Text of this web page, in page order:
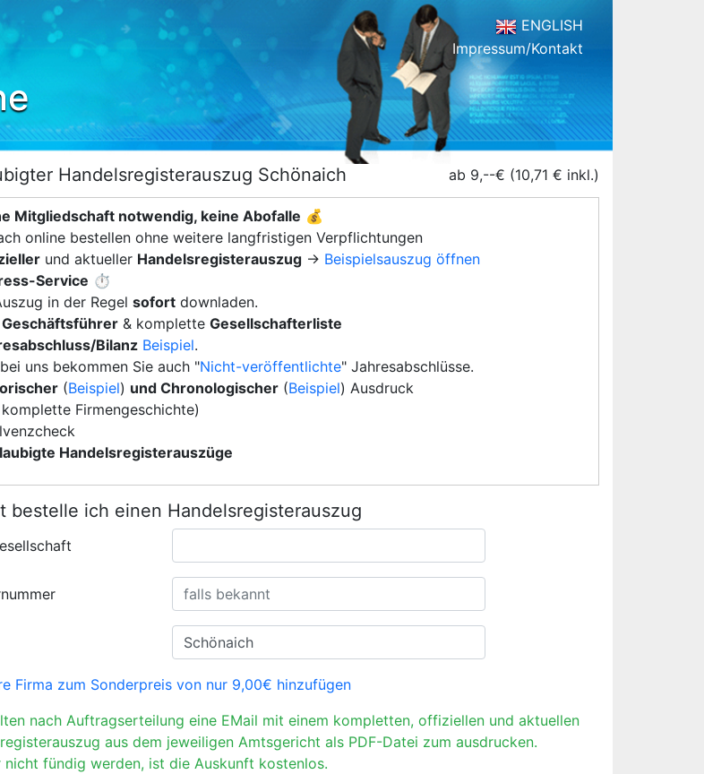
ENGLISH
Impressum/Kontakt
Handelsregisterauszug Schönaich ab 9,--€ (10,71 € inkl.)
Mitgliedschaft notwendig, keine Abofalle 💰
online bestellen ohne weitere langfristigen Verpflichtungen
und aktueller Handelsregisterauszug → Beispielsauszug öffnen
Service ⏱️
in der Regel sofort downladen.
& komplette Gesellschafterliste
Bilanz Beispiel.
uns bekommen Sie auch "Nicht-veröffentlichte" Jahresabschlüsse.
(Beispiel) und Chronologischer (Beispiel) Ausdruck
Firmengeschichte)
Handelsregisterauszüge
bestelle ich einen Handelsregisterauszug
Firma zum Sonderpreis von nur 9,00€ hinzufügen
nach Auftragserteilung eine EMail mit einem kompletten, offiziellen und aktuellen
aus dem jeweiligen Amtsgericht als PDF-Datei zum ausdrucken.
nicht fündig werden, ist die Auskunft kostenlos.